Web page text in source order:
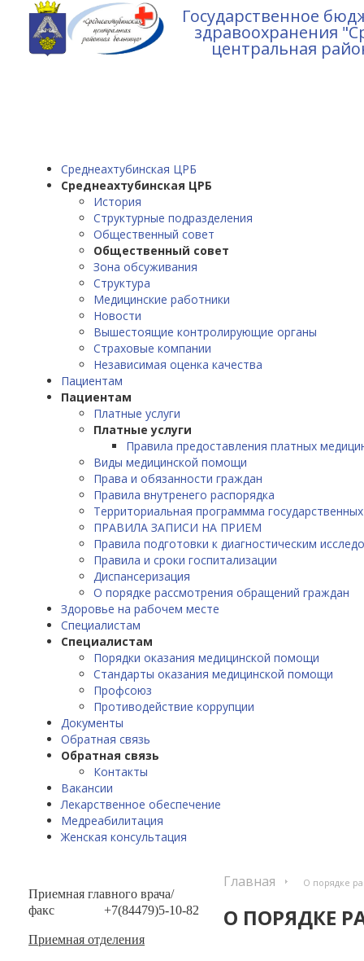
Государственное
здравоохранения
центральная
Среднеахтубинская ЦРБ
Среднеахтубинская ЦРБ
История
Структурные подразделения
Общественный совет
Общественный совет
Зона обсуживания
Структура
Медицинские работники
Новости
Вышестоящие контролирующие органы
Страховые компании
Независимая оценка качества
Пациентам
Пациентам
Платные услуги
Платные услуги
Правила предоставления платных
Виды медицинской помощи
Права и обязанности граждан
Правила внутренего распорядка
Территориальная программма
ПРАВИЛА ЗАПИСИ НА ПРИЕМ
Правила подготовки к диагностическим
Правила и сроки госпитализации
Диспансеризация
О порядке рассмотрения обращений граждан
Здоровье на рабочем месте
Специалистам
Специалистам
Порядки оказания медицинской помощи
Стандарты оказания медицинской помощи
Профсоюз
Противодействие коррупции
Документы
Обратная связь
Обратная связь
Контакты
Вакансии
Лекарственное обеспечение
Медреабилитация
Женская консультация
Приемная главного врача/
факс
+7(84479)5-10-82
Приемная отделения
Главная О порядке
О ПОРЯДКЕ